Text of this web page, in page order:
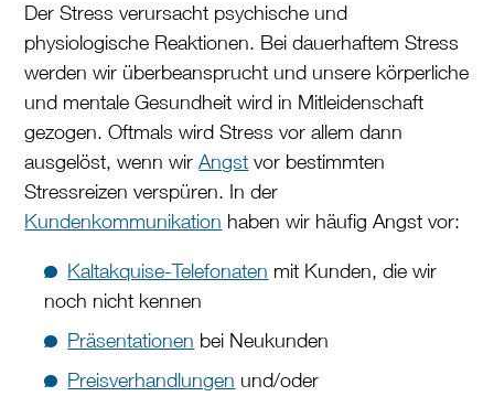
Der Stress verursacht psychische und
physiologische Reaktionen. Bei dauerhaftem Stress
werden wir überbeansprucht und unsere körperliche
und mentale Gesundheit wird in Mitleidenschaft
gezogen. Oftmals wird Stress vor allem dann
ausgelöst, wenn wirAngst vor bestimmten
Stressreizen verspüren. In der
Kundenkommunikation haben wir häufig Angst vor:
Kaltakquise-Telefonaten mit Kunden, die wir
noch nicht kennen
Präsentationen bei Neukunden
Preisverhandlungen und/oder